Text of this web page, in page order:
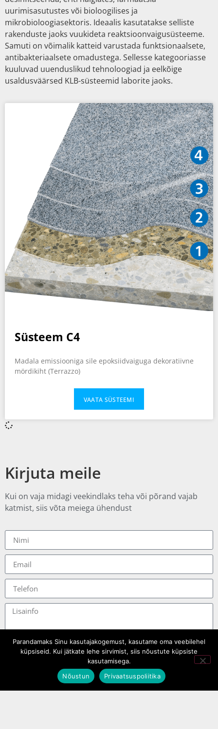
uurimisasutustes või bioloogilises ja
mikrobioloogiasektoris. Ideaalis kasutatakse selliste
rakenduste jaoks vuukideta reaktsioonvaigusüsteeme.
Samuti on võimalik katteid varustada funktsionaalsete,
antibakteriaalsete omadustega. Sellesse kategooriasse
kuuluvad uuenduslikud tehnoloogiad ja eelkõige
usaldusväärsed KLB-süsteemid laborite jaoks.
Süsteem C4
Madala emissiooniga sile epoksiidvaiguga dekoratiivne
mördikiht (Terrazzo)
VAATA SÜSTEEMI
Kirjuta meile
Kui on vaja midagi veekindlaks teha või põrand vajab
katmist, siis võta meiega ühendust
Parandamaks Sinu kasutajakogemust, kasutame oma veebilehel
küpsiseid. Kui jätkate lehe sirvimist, siis nõustute küpsiste
kasutamisega.
Nõustun
Privaatsuspoliitika